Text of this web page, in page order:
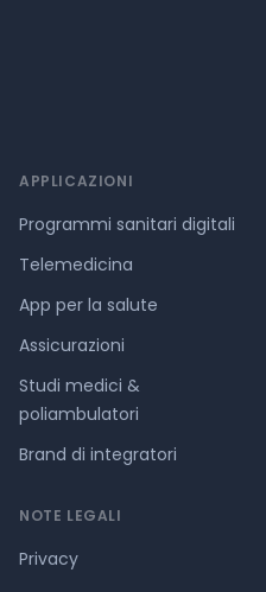
APPLICAZIONI
Programmi sanitari digitali
Telemedicina
App per la salute
Assicurazioni
Studi medici &
poliambulatori
Brand di integratori
NOTE LEGALI
Privacy